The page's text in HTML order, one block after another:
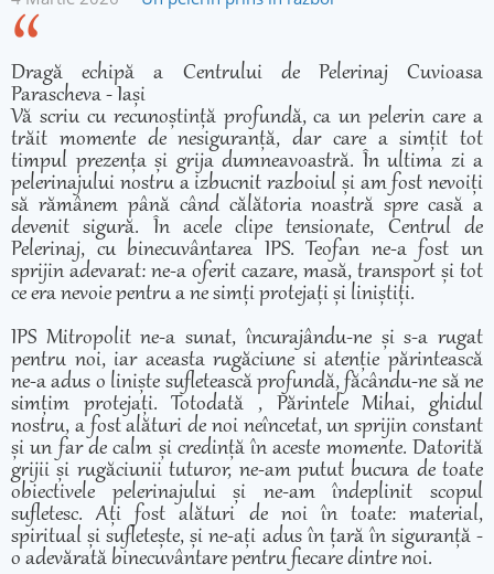
Dragă echipă a Centrului de Pelerinaj Cuvioasa
Parascheva - Iași
Vă scriu cu recunoștință profundă, ca un pelerin care a
trăit momente de nesiguranță, dar care a simțit tot
timpul prezența și grija dumneavoastră. În ultima zi a
pelerinajului nostru a izbucnit razboiul și am fost nevoiți
să rămânem până când călătoria noastră spre casă a
devenit sigură. În acele clipe tensionate, Centrul de
Pelerinaj, cu binecuvântarea IPS. Teofan ne-a fost un
sprijin adevarat: ne-a oferit cazare, masă, transport și tot
ce era nevoie pentru a ne simți protejați și liniștiți.
IPS Mitropolit ne-a sunat, încurajându-ne și s-a rugat
pentru noi, iar aceasta rugăciune si atenție părintească
ne-a adus o liniște sufletească profundă, făcându-ne să ne
simțim protejați. Totodată , Părintele Mihai, ghidul
nostru, a fost alături de noi neîncetat, un sprijin constant
și un far de calm și credință în aceste momente. Datorită
grijii și rugăciunii tuturor, ne-am putut bucura de toate
obiectivele pelerinajului și ne-am îndeplinit scopul
sufletesc. Ați fost alături de noi în toate: material,
spiritual și sufletește, și ne-ați adus în țară în siguranță -
o adevărată binecuvântare pentru fiecare dintre noi.